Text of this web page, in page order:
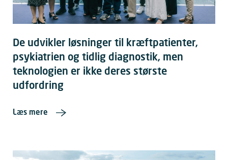
De udvikler løsninger til kræftpatienter,
psykiatrien og tidlig diagnostik, men
teknologien er ikke deres største
udfordring
Læs mere